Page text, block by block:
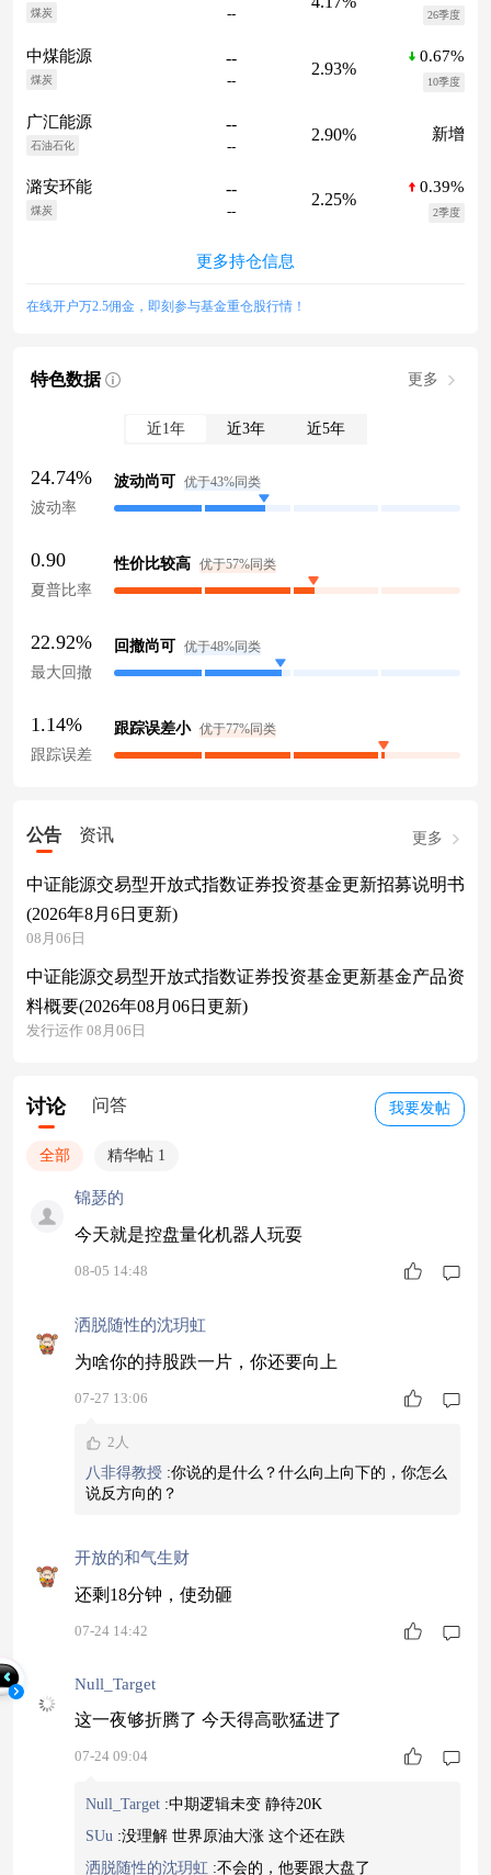
煤炭 -- 26季度
中煤能源
煤炭
--
--
2.93%
0.67%
10季度
广汇能源
石油石化
--
--
2.90% 新增
潞安环能
煤炭
--
--
2.25%
0.39%
2季度
更多持仓信息
在线开户万2.5佣金，即刻参与基金重仓股行情！
特色数据 更多
近1年 近3年 近5年
24.74%
波动率
波动尚可 优于43%同类
0.90
夏普比率
性价比较高 优于57%同类
22.92%
最大回撤
回撤尚可 优于48%同类
1.14%
跟踪误差
跟踪误差小 优于77%同类
公告 资讯 更多
中证能源交易型开放式指数证券投资基金更新招募说明书
(2026年8月6日更新)
08月06日
中证能源交易型开放式指数证券投资基金更新基金产品资
料概要(2026年08月06日更新)
发行运作 08月06日
我要发帖
讨论 问答
全部 精华帖 1
锦瑟的
今天就是控盘量化机器人玩耍
08-05 14:48
洒脱随性的沈玥虹
为啥你的持股跌一片，你还要向上
07-27 13:06
2人
八非得教授 :你说的是什么？什么向上向下的，你怎么
说反方向的？
开放的和气生财
还剩18分钟，使劲砸
07-24 14:42
Null_Target
这一夜够折腾了 今天得高歌猛进了
07-24 09:04
Null_Target :中期逻辑未变 静待20K
SUu :没理解 世界原油大涨 这个还在跌
洒脱随性的沈玥虹 :不会的，他要跟大盘了